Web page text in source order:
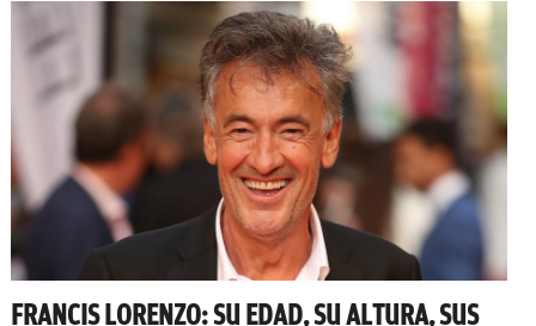
FRANCIS LORENZO: SU EDAD, SU ALTURA, SUS